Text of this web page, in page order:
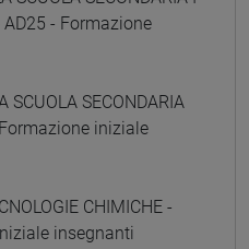
AD25 - Formazione
SCUOLA SECONDARIA
iniziale
CHIMICHE -
insegnanti